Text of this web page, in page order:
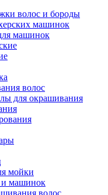
волос и бороды
машинок
машинок
волос
для окрашивания
мойки
машинок
волос